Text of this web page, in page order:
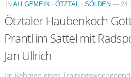
IN ALLGEMEIN · ÖTZTAL · SÖLDEN — 24
Ötztaler Haubenkoch
Prantl im Sattel mit
Jan Ullrich
Im Rahmen eines